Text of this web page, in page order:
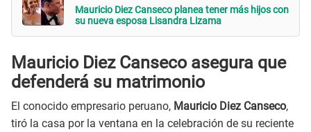
Mauricio Diez Canseco planea tener más hijos con
su nueva esposa Lisandra Lizama
Mauricio Diez Canseco asegura que
defenderá su matrimonio
El conocido empresario peruano, Mauricio Diez Canseco,
tiró la casa por la ventana en la celebración de su reciente